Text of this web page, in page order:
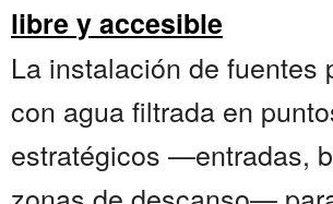
libre y accesible
La instalación de fuentes
con agua filtrada en
estratégicos —entradas,